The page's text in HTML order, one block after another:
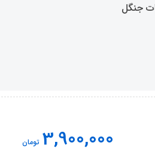
جنگل
3,900,000 تومان